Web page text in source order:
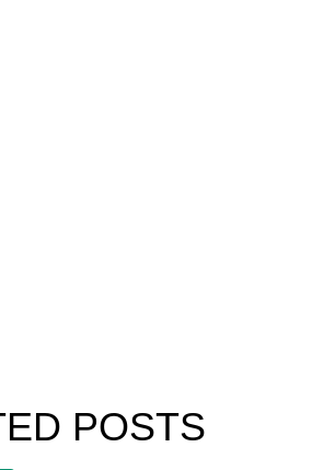
POSTS